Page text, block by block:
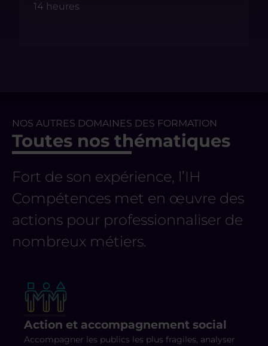
14 heures
NOS AUTRES DOMAINES DES FORMATION
Toutes nos thématiques
Fort de son expérience, l’IH
Compétences met en œuvre des
actions pour professionnaliser de
nombreux métiers.
Action et accompagnement social
Accompagner les publics les plus fragiles, analyser